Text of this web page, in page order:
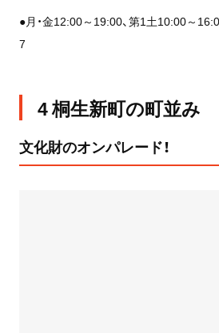
●月・金12:00～19:00、第1土10:00～
7
4 桐生新町の町並み
文化財のオンパレード！